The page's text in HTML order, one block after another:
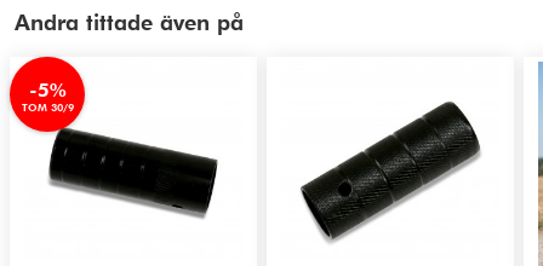
Andra tittade även på
-5%
TOM 30/9